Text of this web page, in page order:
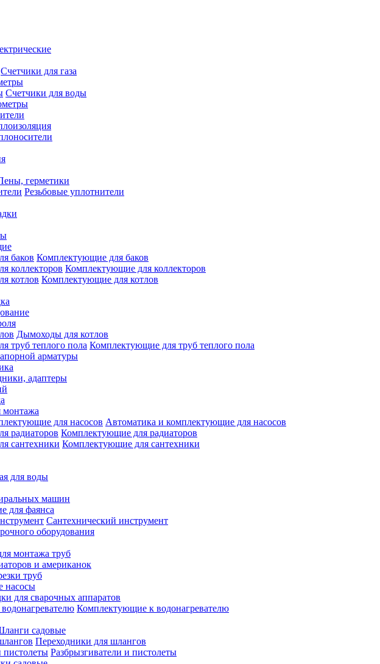
Счетчики для газа
Счетчики для воды
герметики
Резьбовые уплотнители
Комплектующие для баков
Комплектующие для коллекторов
Комплектующие для котлов
Дымоходы для котлов
Комплектующие для труб теплого пола
арматуры
адаптеры
монтажа
Автоматика и комплектующие для насосов
Комплектующие для радиаторов
Комплектующие для сантехники
для воды
машин
для фаянса
Сантехнический инструмент
оборудования
монтажа труб
и американок
труб
насосы
для сварочных аппаратов
Комплектующие к водонагревателю
садовые
Переходники для шлангов
Разбрызгиватели и пистолеты